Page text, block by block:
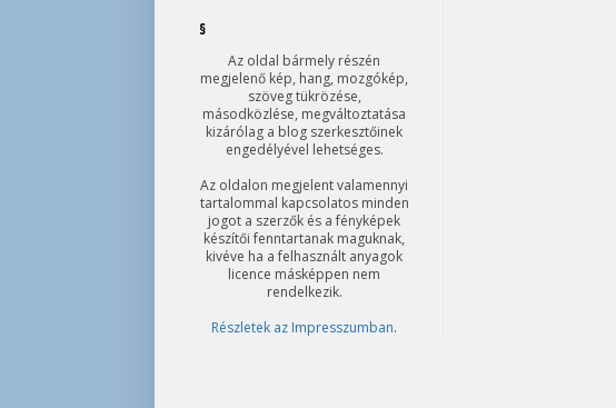
§
Az oldal bármely részén
megjelenő kép, hang, mozgókép,
szöveg tükrözése,
másodközlése, megváltoztatása
kizárólag a blog szerkesztőinek
engedélyével lehetséges.
Az oldalon megjelent valamennyi
tartalommal kapcsolatos minden
jogot a szerzők és a fényképek
készítői fenntartanak maguknak,
kivéve ha a felhasznált anyagok
licence másképpen nem
rendelkezik.
Részletek az Impresszumban.